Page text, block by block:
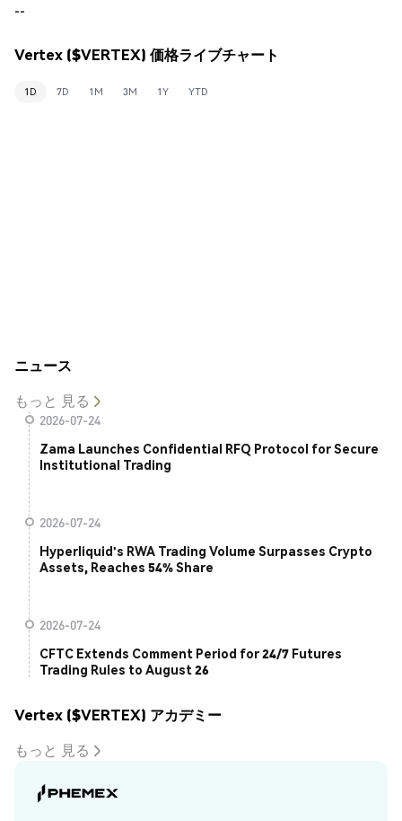
--
Vertex ($VERTEX) 価格ライブチャート
1D 7D 1M 3M 1Y YTD
ニュース
もっと 見る
2026-07-24
Zama Launches Confidential RFQ Protocol for Secure
Institutional Trading
2026-07-24
Hyperliquid's RWA Trading Volume Surpasses Crypto
Assets, Reaches 54% Share
2026-07-24
CFTC Extends Comment Period for 24/7 Futures
Trading Rules to August 26
Vertex ($VERTEX) アカデミー
もっと 見る